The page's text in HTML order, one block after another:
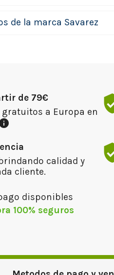
de la marca Savarez
de 79€
a Europa en
calidad y
cliente.
100% seguros